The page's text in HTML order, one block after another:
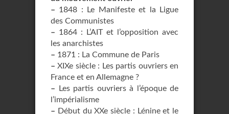
– 1848 : Le Manifeste et la Ligue
des Communistes
– 1864 : L’AIT et l’opposition avec
les anarchistes
– 1871 : La Commune de Paris
– XIXe siècle : Les partis ouvriers en
France et en Allemagne ?
– Les partis ouvriers à l’époque de
l’impérialisme
– Début du XXe siècle : Lénine et le